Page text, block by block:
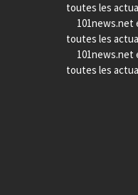
toutes les
101news.net
toutes les
101news.net
toutes les